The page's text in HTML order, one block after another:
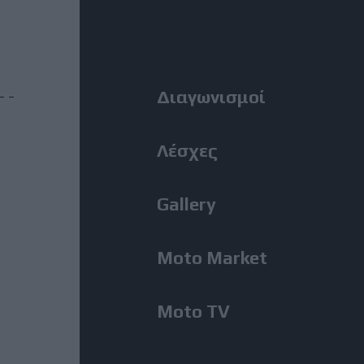
ΜοtoGP: Θετικά νέα για τον
MotoGP: Ο Lecuona θα
στο Silverstone
Διαγωνισμοί
Λέσχες
Gallery
Moto Market
Moto TV